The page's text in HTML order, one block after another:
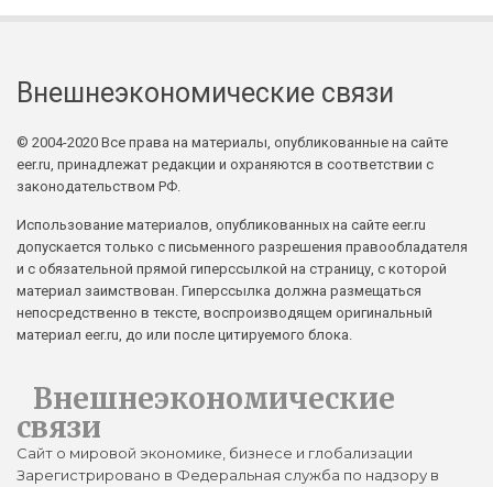
Внешнеэкономические связи
© 2004-2020 Все права на материалы, опубликованные на сайте
eer.ru, принадлежат редакции и охраняются в соответствии с
законодательством РФ.
Использование материалов, опубликованных на сайте eer.ru
допускается только с письменного разрешения правообладателя
и с обязательной прямой гиперссылкой на страницу, с которой
материал заимствован. Гиперссылка должна размещаться
непосредственно в тексте, воспроизводящем оригинальный
материал eer.ru, до или после цитируемого блока.
Внешнеэкономические
связи
Сайт о мировой экономике, бизнесе и глобализации
Зарегистрировано в Федеральная служба по надзору в